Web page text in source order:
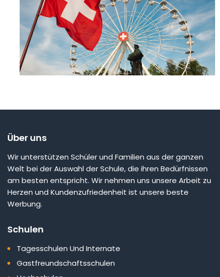
Über uns
Wir unterstützen Schüler und Familien aus der ganzen
Welt bei der Auswahl der Schule, die ihren Bedürfnissen
am besten entspricht. Wir nehmen uns unsere Arbeit zu
Herzen und Kundenzufriedenheit ist unsere beste
Werbung.
Schulen
Tagesschulen Und Internate
Gastfreundschaftsschulen